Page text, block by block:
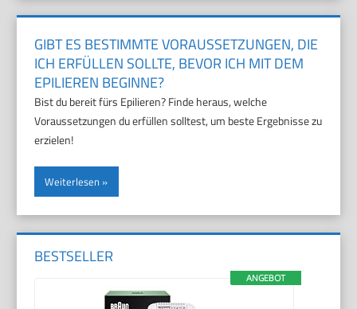
GIBT ES BESTIMMTE VORAUSSETZUNGEN, DIE
ICH ERFÜLLEN SOLLTE, BEVOR ICH MIT DEM
EPILIEREN BEGINNE?
Bist du bereit fürs Epilieren? Finde heraus, welche
Voraussetzungen du erfüllen solltest, um beste Ergebnisse zu
erzielen!
Weiterlesen
BESTSELLER
ANGEBOT